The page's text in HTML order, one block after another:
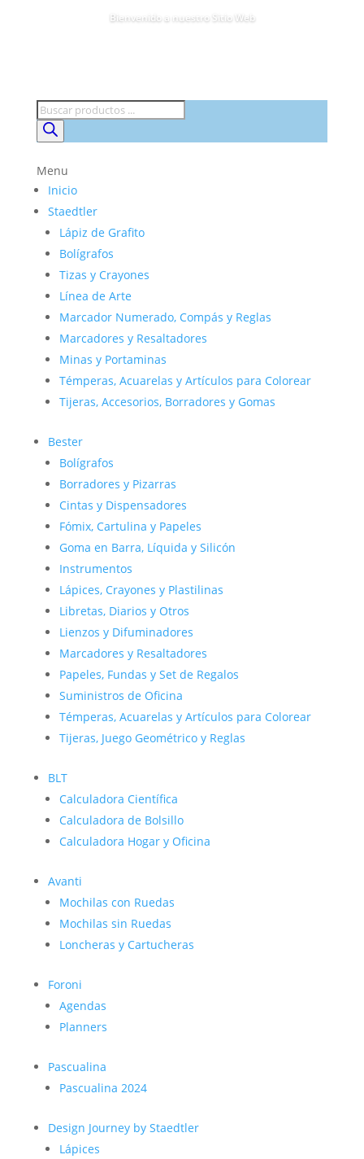
Bienvenido a nuestro Sitio Web
Búsqueda
de
productos
Menu
Inicio
Staedtler
Lápiz de Grafito
Bolígrafos
Tizas y Crayones
Línea de Arte
Marcador Numerado, Compás y Reglas
Marcadores y Resaltadores
Minas y Portaminas
Témperas, Acuarelas y Artículos para Colorear
Tijeras, Accesorios, Borradores y Gomas
Bester
Bolígrafos
Borradores y Pizarras
Cintas y Dispensadores
Fómix, Cartulina y Papeles
Goma en Barra, Líquida y Silicón
Instrumentos
Lápices, Crayones y Plastilinas
Libretas, Diarios y Otros
Lienzos y Difuminadores
Marcadores y Resaltadores
Papeles, Fundas y Set de Regalos
Suministros de Oficina
Témperas, Acuarelas y Artículos para Colorear
Tijeras, Juego Geométrico y Reglas
BLT
Calculadora Científica
Calculadora de Bolsillo
Calculadora Hogar y Oficina
Avanti
Mochilas con Ruedas
Mochilas sin Ruedas
Loncheras y Cartucheras
Foroni
Agendas
Planners
Pascualina
Pascualina 2024
Design Journey by Staedtler
Lápices